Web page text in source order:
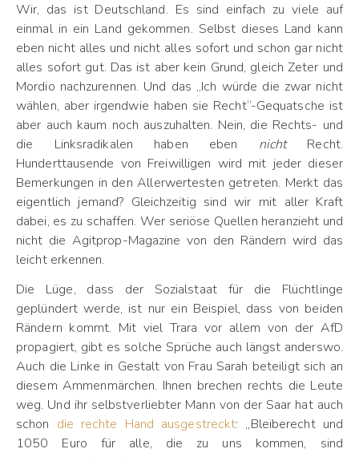
Wir, das ist Deutschland. Es sind einfach zu viele auf
einmal in ein Land gekommen. Selbst dieses Land kann
eben nicht alles und nicht alles sofort und schon gar nicht
alles sofort gut. Das ist aber kein Grund, gleich Zeter und
Mordio nachzurennen. Und das „Ich würde die zwar nicht
wählen, aber irgendwie haben sie Recht“-Gequatsche ist
aber auch kaum noch auszuhalten. Nein, die Rechts- und
die Linksradikalen haben eben nichtRecht.
Hunderttausende von Freiwilligen wird mit jeder dieser
Bemerkungen in den Allerwertesten getreten. Merkt das
eigentlich jemand? Gleichzeitig sind wir mit aller Kraft
dabei, es zu schaffen. Wer seriöse Quellen heranzieht und
nicht die Agitprop-Magazine von den Rändern wird das
leicht erkennen.
Die Lüge, dass der Sozialstaat für die Flüchtlinge
geplündert werde, ist nur ein Beispiel, dass von beiden
Rändern kommt. Mit viel Trara vor allem von der AfD
propagiert, gibt es solche Sprüche auch längst anderswo.
Auch die Linke in Gestalt von Frau Sarah beteiligt sich an
diesem Ammenmärchen. Ihnen brechen rechts die Leute
weg. Und ihr selbstverliebter Mann von der Saar hat auch
schon die rechte Hand ausgestreckt: „Bleiberecht und
1050 Euro für alle, die zu uns kommen, sind